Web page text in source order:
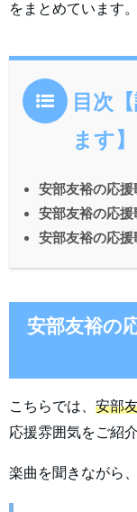
をまとめています。
目次
ます】
安部友裕の応
安部友裕の応
安部友裕の応
安部友裕の
こちらでは、 安部
応援雰囲気をご紹
楽曲を聞きながら